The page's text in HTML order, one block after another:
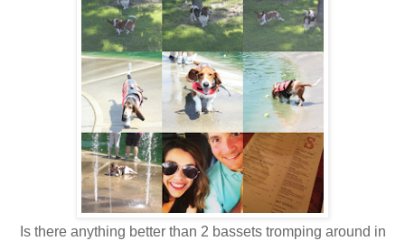
Is there anything better than 2 bassets tromping around in